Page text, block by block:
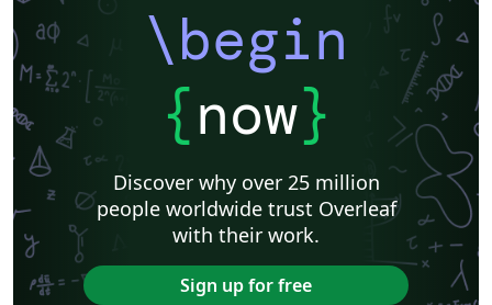
\begin
{now}
Discover why over 25 million
people worldwide trust Overleaf
with their work.
Sign up for free